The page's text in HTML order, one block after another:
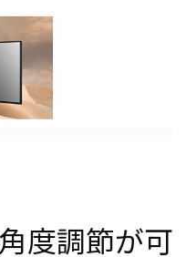
度調節が可